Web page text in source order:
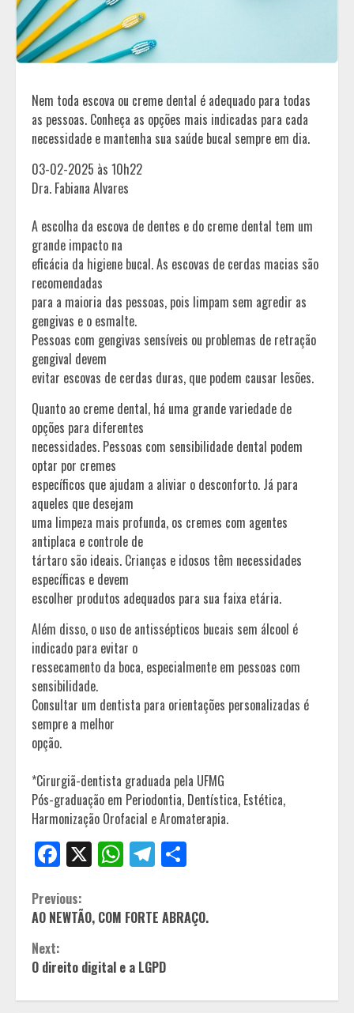
Nem toda escova ou creme dental é adequado para todas
as pessoas. Conheça as opções mais indicadas para cada
necessidade e mantenha sua saúde bucal sempre em dia.
03-02-2025 às 10h22
Dra. Fabiana Alvares
A escolha da escova de dentes e do creme dental tem um
grande impacto na
eficácia da higiene bucal. As escovas de cerdas macias são
recomendadas
para a maioria das pessoas, pois limpam sem agredir as
gengivas e o esmalte.
Pessoas com gengivas sensíveis ou problemas de retração
gengival devem
evitar escovas de cerdas duras, que podem causar lesões.
Quanto ao creme dental, há uma grande variedade de
opções para diferentes
necessidades. Pessoas com sensibilidade dental podem
optar por cremes
específicos que ajudam a aliviar o desconforto. Já para
aqueles que desejam
uma limpeza mais profunda, os cremes com agentes
antiplaca e controle de
tártaro são ideais. Crianças e idosos têm necessidades
específicas e devem
escolher produtos adequados para sua faixa etária.
Além disso, o uso de antissépticos bucais sem álcool é
indicado para evitar o
ressecamento da boca, especialmente em pessoas com
sensibilidade.
Consultar um dentista para orientações personalizadas é
sempre a melhor
opção.
*Cirurgiã-dentista graduada pela UFMG
Pós-graduação em Periodontia, Dentística, Estética,
Harmonização Orofacial e Aromaterapia.
Facebook
X WhatsApp
Telegram
Continue
Reading
Previous:
AO NEWTÃO, COM FORTE ABRAÇO.
Next:
O direito digital e a LGPD